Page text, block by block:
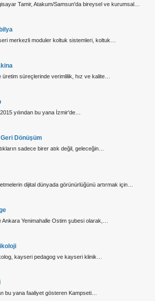
Tamir, Atakum/Samsun'da bireysel ve kurumsal…
merkezli moduler koltuk sistemleri, koltuk…
üretim süreçlerinde verimlilik, hız ve kalite…
yılından bu yana İzmir'de…
Dönüşüm
sadece birer atık değil, geleceğin…
dijital dünyada görünürlüğünü artırmak için…
Ankara Yenimahalle Ostim şubesi olarak,…
kayseri pedagog ve kayseri klinik…
bu yana faaliyet gösteren Kampseti…